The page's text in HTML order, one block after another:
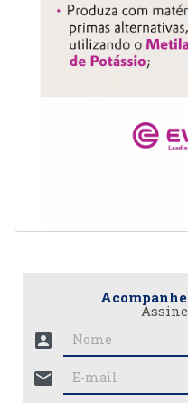
account_box
mail